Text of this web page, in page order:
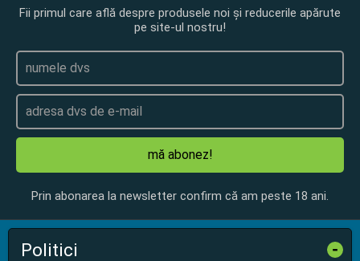
Fii primul care află despre produsele noi și reducerile apărute
pe site-ul nostru!
mă abonez!
Prin abonarea la newsletter confirm că am peste 18 ani.
Politici -